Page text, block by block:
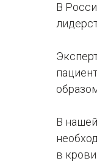
В
В
в